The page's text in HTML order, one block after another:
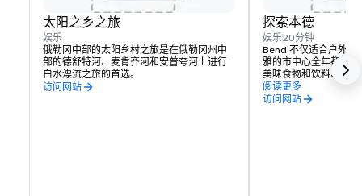
太阳之乡之旅
娱乐
俄勒冈中部的太阳乡村之旅是在俄勒冈州中
部的德舒特河、麦肯齐河和安普夸河上进行
白水漂流之旅的首选。
访问网站
探索本德
娱乐20分钟
Bend 不仅适合户外运
雅的市中心全年都会
美味食物和饮料、美
购物以及啤酒厂的人
一件事是啤酒，你可
阅读更多
访问网站